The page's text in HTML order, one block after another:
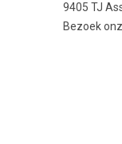
9405 TJ
Bezoek